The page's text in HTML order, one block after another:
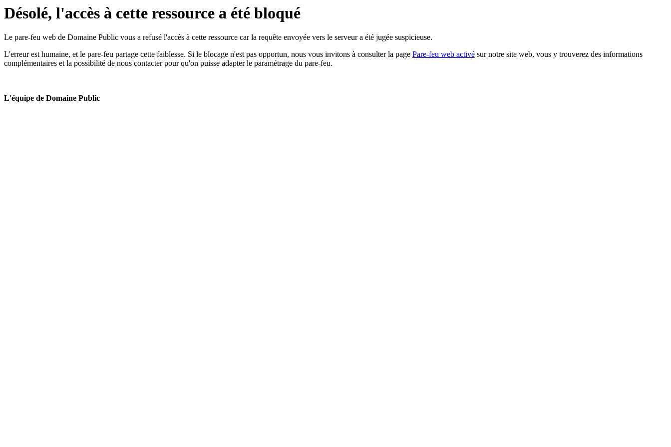
Désolé, l'accès à cette ressource a été bloqué
Le pare-feu web de Domaine Public vous a refusé l'accès à cette ressource car la requête envoyée vers le serveur a été jugée suspicieuse.
L'erreur est humaine, et le pare-feu partage cette faiblesse. Si le blocage n'est pas opportun, nous vous invitons à consulter la page Pare-feu web activé sur notre site web, vous y trouverez des informations
complémentaires et la possibilité de nous contacter pour qu'on puisse adapter le paramétrage du pare-feu.
L'équipe de Domaine Public